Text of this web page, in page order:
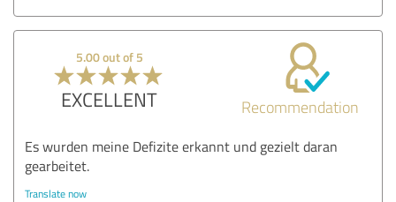
5.00 out of 5
EXCELLENT Recommendation
Es wurden meine Defizite erkannt und gezielt daran
gearbeitet.
Translate now